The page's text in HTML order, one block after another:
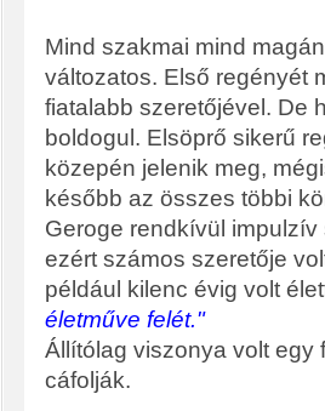
Mind szakmai mind
változatos. Első regényét
fiatalabb szeretőjével. De
boldogul. Elsöprő sikerű
közepén jelenik meg,
később az összes többi
Geroge rendkívül
ezért számos szeretője
például kilenc évig volt
életműve felét."
Állítólag viszonya volt egy
cáfolják.